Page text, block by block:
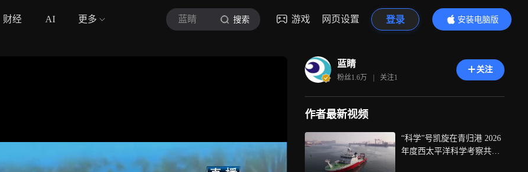
财经 AI 更多 蓝睛 搜索 游戏 网页设置 登录
安装电脑版
内容更精彩
蓝睛
粉丝1.6万 | 关注1
关注
作者最新视频
“科学”号凯旋在青归港 2026
年度西太平洋科学考察共享